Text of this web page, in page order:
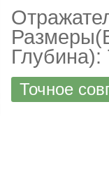
Глубина):
Точное